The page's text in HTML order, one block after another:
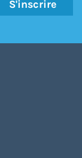
S'inscrire